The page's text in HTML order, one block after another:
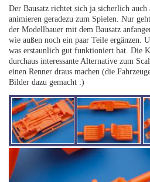
Der Bausatz richtet sich ja sicherlich
animieren geradezu zum Spielen. Nur
der Modellbauer mit dem Bausatz
wie außen noch ein paar Teile ergänzen.
was erstaunlich gut funktioniert hat. Die
durchaus interessante Alternative zum
einen Renner draus machen (die
Bilder dazu gemacht :)